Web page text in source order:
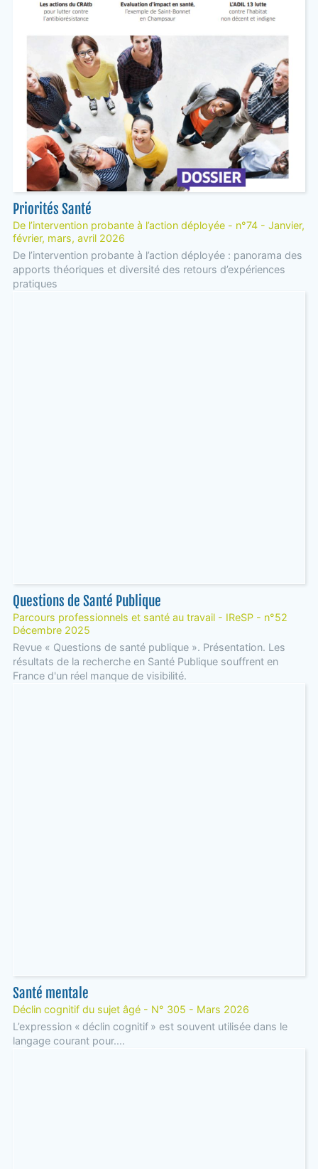
Priorités Santé
De l’intervention probante à l’action déployée - n°74 - Janvier,
février, mars, avril 2026
De l’intervention probante à l’action déployée : panorama des
apports théoriques et diversité des retours d’expériences
pratiques
Questions de Santé Publique
Parcours professionnels et santé au travail - IReSP - n°52
Décembre 2025
Revue « Questions de santé publique ». Présentation. Les
résultats de la recherche en Santé Publique souffrent en
France d'un réel manque de visibilité.
Santé mentale
Déclin cognitif du sujet âgé - N° 305 - Mars 2026
L’expression « déclin cognitif » est souvent utilisée dans le
langage courant pour....